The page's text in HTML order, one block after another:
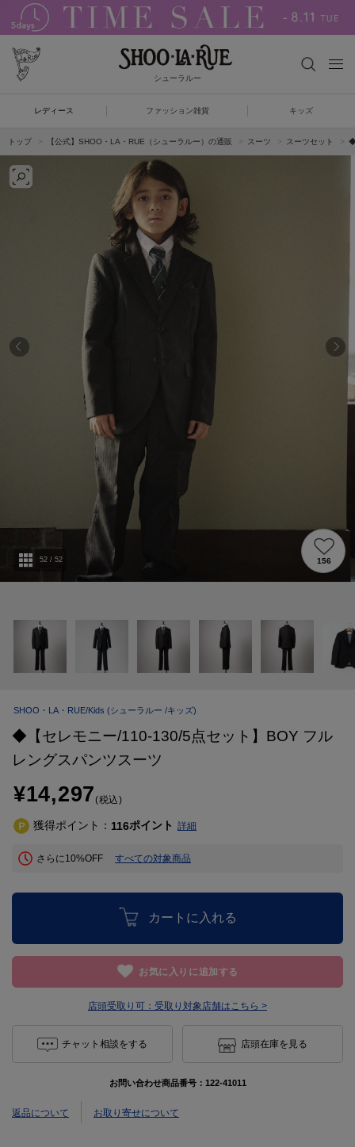
シューラルー
レディース ファッション雑貨 キッズ
トップ 【公式】SHOO・LA・RUE（シューラルー）の通販 スーツ スーツセット ◆
52 / 52 156
SHOO・LA・RUE/Kids (シューラルー /キッズ)
◆【セレモニー/110-130/5点セット】BOY フル
レングスパンツスーツ
¥14,297(税込)
獲得ポイント： 116ポイント 詳細
さらに10%OFF すべての対象商品
カートに入れる
お気に入りに追加する
店頭受取り可： 受取り対象店舗はこちら >
チャット相談をする 店頭在庫を見る
お問い合わせ商品番号： 122-41011
返品について お取り寄せについて